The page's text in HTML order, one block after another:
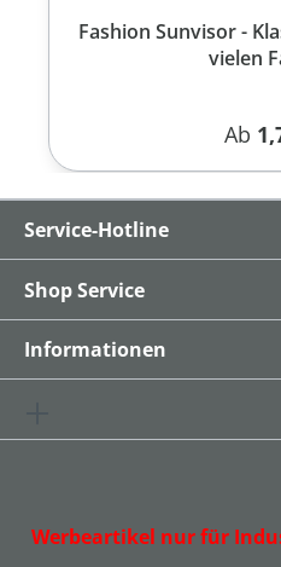
Fashion Sunvisor -
vielen
Ab
Service-Hotline
Shop Service
Informationen
Werbeartikel nur für